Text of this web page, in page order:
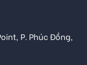
P. Phúc Đồng,